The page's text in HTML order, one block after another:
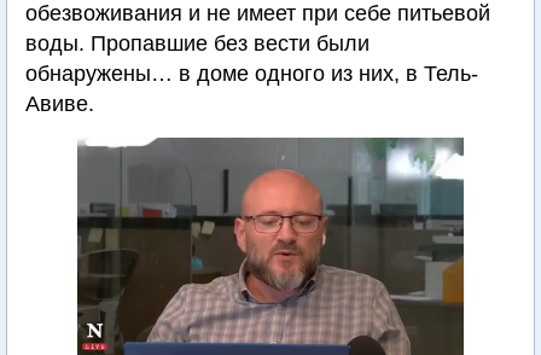
обезвоживания и не имеет при себе питьевой
воды. Пропавшие без вести были
обнаружены… в доме одного из них, в Тель-
Авиве.